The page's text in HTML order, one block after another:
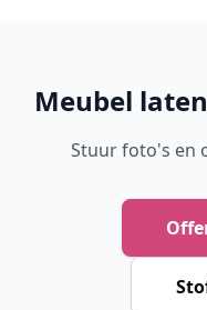
Meubel
Stuur foto's en